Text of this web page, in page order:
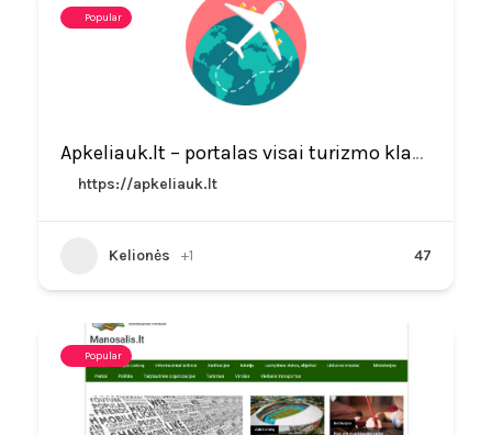
Popular
Apkeliauk.lt – portalas visai turizmo klausimais
https://apkeliauk.lt
Kelionės +1 47
Popular